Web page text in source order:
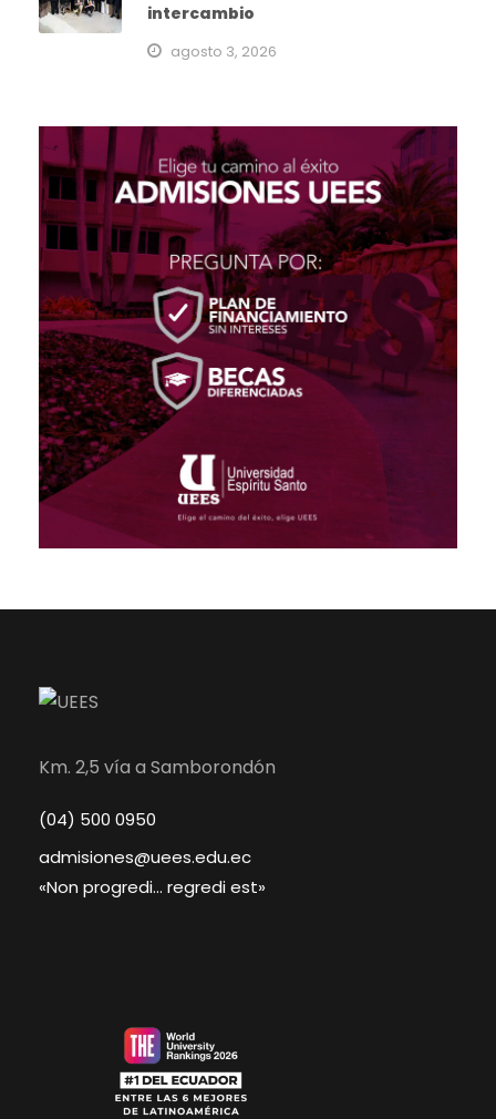
intercambio
agosto 3, 2026
Km. 2,5 vía a Samborondón
(04) 500 0950
admisiones@uees.edu.ec
«Non progredi… regredi est»